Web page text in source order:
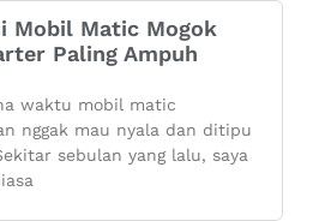
Mobil Matic Mogok
Paling Ampuh
waktu mobil matic
nggak mau nyala dan ditipu
sebulan yang lalu, saya